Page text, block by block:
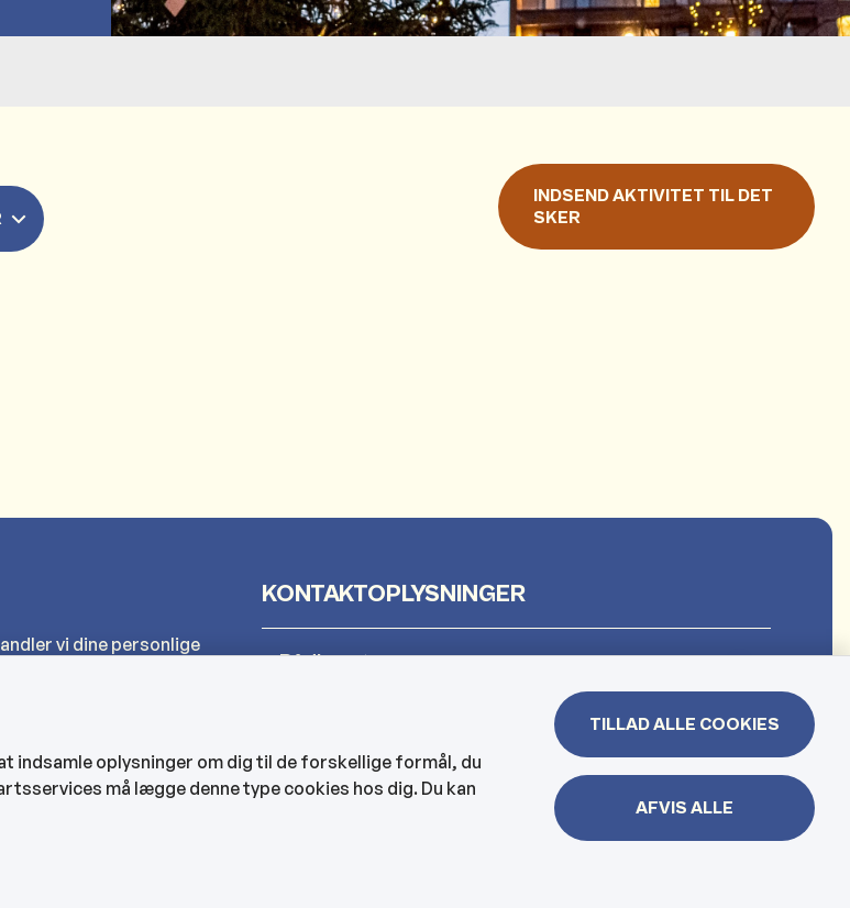
INDSEND AKTIVITET TIL DET
SKER
vi dine personlige
KONTAKTOPLYSNINGER
Rådhuset
Hjemmeplejen og hjemmesygeplejen
indsamle oplysninger om dig til de forskellige formål, du
må lægge denne type cookies hos dig. Du kan
TILLAD ALLE COOKIES
AFVIS ALLE